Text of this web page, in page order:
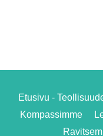
Etusivu -
Kompassimme